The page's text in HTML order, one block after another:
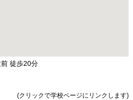
徒歩20分
(クリックで学校ページにリンクします)